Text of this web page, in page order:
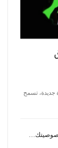
جديدة، تسمح